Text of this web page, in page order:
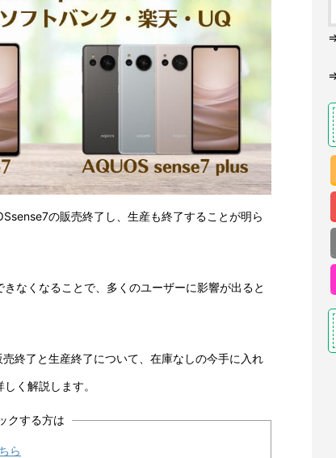
の販売終了し、生産も終了することが明ら
なくなることで、多くのユーザーに影響が出ると
終了と生産終了について、在庫なしの今手に入れ
く解説します。
クする方は
ら